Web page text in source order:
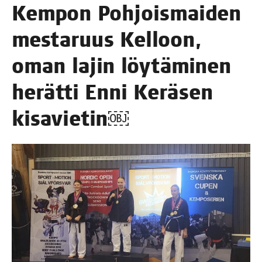
Kem­pon Poh­jois­mai­den
mes­ta­ruus Kel­loon,
oman lajin löy­tä­mi­nen
herät­ti Enni Kerä­sen
kisavietin￼